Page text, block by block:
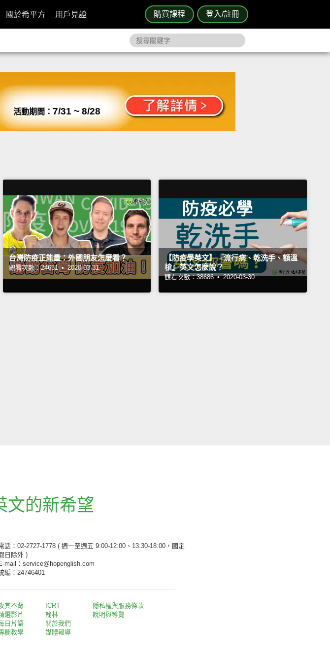
購買課程 登入/註冊
關於希平方 用戶見證
活動期間： 7/31 ~ 8/28
台灣防疫正能量：外國朋友怎麼看？
觀看次數：24631 • 2020-03-31
【防疫學英文】『流行病、乾洗手、額溫
槍』英文怎麼說？
觀看次數：38686 • 2020-03-30
文的新希望
話：02-2727-1778 ( 週一至週五 9:00-12:00、13:30-18:00，國定
日除外 )
mail：service@hopenglish.com
編：24746401
其不背
選影片
日片語
欄教學
ICRT
翰林
關於我們
媒體報導
隱私權與服務條款
說明與導覽